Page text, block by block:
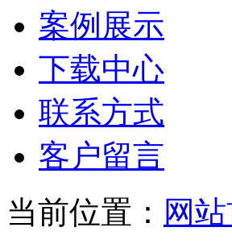
案例展示
下载中心
联系方式
客户留言
当前位置： 网